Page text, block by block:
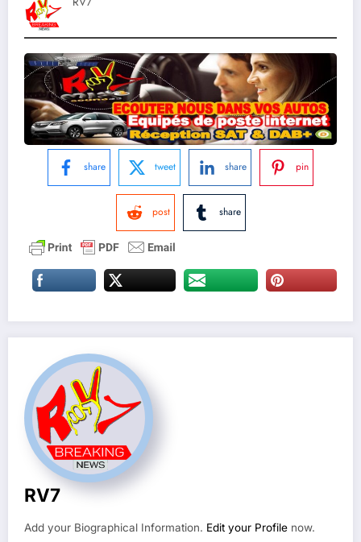
share tweet share pin
post share
RV7
Add your Biographical Information. Edit your Profile now.